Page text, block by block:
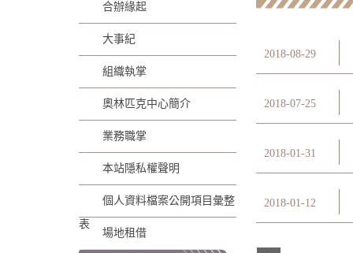
合辦緣起
大事紀
組織執掌
奧林匹克中心簡介
業務職掌
本站隱私權聲明
個人資料檔案公開項目彙整
表
場地租借
2018-08-29
2018-07-25
2018-01-31
2018-01-12